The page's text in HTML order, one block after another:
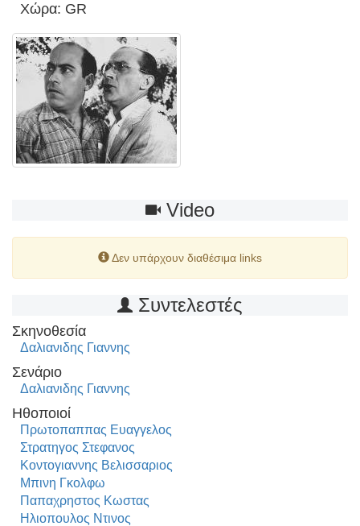
Χώρα: GR
Video
Δεν υπάρχουν διαθέσιμα links
Συντελεστές
Σκηνοθεσία
Δαλιανιδης Γιαννης
Σενάριο
Δαλιανιδης Γιαννης
Ηθοποιοί
Πρωτοπαππας Ευαγγελος
Στρατηγος Στεφανος
Κοντογιαννης Βελισσαριος
Μπινη Γκολφω
Παπαχρηστος Κωστας
Ηλιοπουλος Ντινος